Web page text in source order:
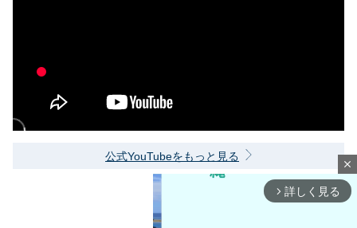
公式YouTubeをもっと見る
close
arrow_forward_ios 詳しく見る